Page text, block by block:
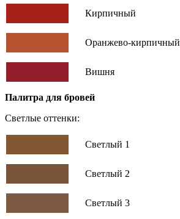
Кирпичный
Оранжево-кирпичный
Вишня
Палитра для бровей
Светлые оттенки:
Светлый 1
Светлый 2
Светлый 3